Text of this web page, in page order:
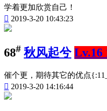
学着更加欣赏自己！
 2019-3-20 10:43:23
68# 秋风起兮 Lv.16
催个更，期待其它的优点
 2019-3-20 14:16:44